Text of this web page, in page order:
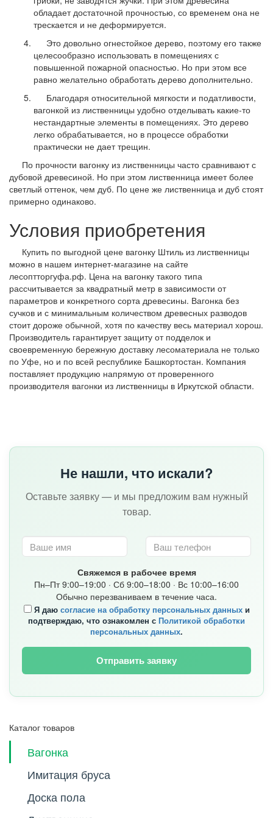
обладает достаточной прочностью, со временем она не
трескается и не деформируется.
Это довольно огнестойкое дерево, поэтому его также
целесообразно использовать в помещениях с
повышенной пожарной опасностью. Но при этом все
равно желательно обработать дерево дополнительно.
Благодаря относительной мягкости и податливости,
вагонкой из лиственницы удобно отделывать какие-то
нестандартные элементы в помещениях. Это дерево
легко обрабатывается, но в процессе обработки
практически не дает трещин.
По прочности вагонку из лиственницы часто сравнивают с
дубовой древесиной. Но при этом лиственница имеет более
светлый оттенок, чем дуб. По цене же лиственница и дуб стоят
примерно одинаково.
Условия приобретения
Купить по выгодной цене вагонку Штиль из лиственницы
можно в нашем интернет-магазине на сайте
лесоптторгуфа.рф. Цена на вагонку такого типа
рассчитывается за квадратный метр в зависимости от
параметров и конкретного сорта древесины. Вагонка без
сучков и с минимальным количеством древесных разводов
стоит дороже обычной, хотя по качеству весь материал хорош.
Производитель гарантирует защиту от подделок и
своевременную бережную доставку лесоматериала не только
по Уфе, но и по всей республике Башкортостан. Компания
поставляет продукцию напрямую от проверенного
производителя вагонки из лиственницы в Иркутской области.
Не нашли, что искали?
Оставьте заявку — и мы предложим вам нужный
товар.
Свяжемся в рабочее время
Пн–Пт 9:00–19:00 · Сб 9:00–18:00 · Вс 10:00–16:00
Обычно перезваниваем в течение часа.
Я даю согласие на обработку персональных данныхи
подтверждаю, что ознакомлен с Политикой обработки
персональных данных.
Отправить заявку
Каталог товаров
Вагонка
Имитация бруса
Доска пола